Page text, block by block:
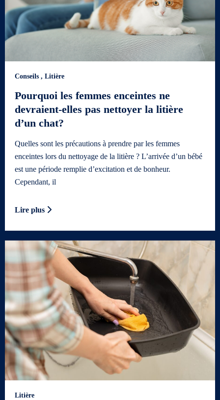
Conseils , Litière
Pourquoi les femmes enceintes ne
devraient-elles pas nettoyer la litière
d’un chat?
Quelles sont les précautions à prendre par les femmes
enceintes lors du nettoyage de la litière ? L’arrivée d’un bébé
est une période remplie d’excitation et de bonheur.
Cependant, il
Lire plus
Litière